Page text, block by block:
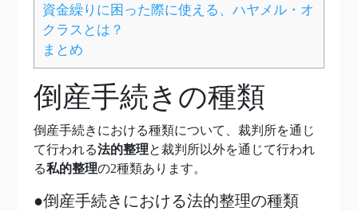
資金繰りに困った際に使える、ハヤメル・オ
クラスとは？
まとめ
倒産手続きの種類
倒産手続きにおける種類について、裁判所を通じ
て行われる法的整理と裁判所以外を通じて行われ
る私的整理の2種類あります。
●倒産手続きにおける法的整理の種類